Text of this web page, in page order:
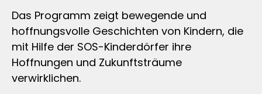
Das Programm zeigt bewegende und
hoffnungsvolle Geschichten von Kindern, die
mit Hilfe der SOS-Kinderdörfer ihre
Hoffnungen und Zukunftsträume
verwirklichen.